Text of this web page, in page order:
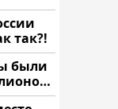
так?!
были